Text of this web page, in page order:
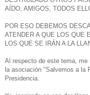
AÍDO, AMIGOS, TODOS
POR ESO DEBEMOS
ATENDER A QUE LOS QUE
LOS QUE SE IRÁN A LA
Al respecto de este tema, me
la asociación "Salvemos a la
Presidencia.